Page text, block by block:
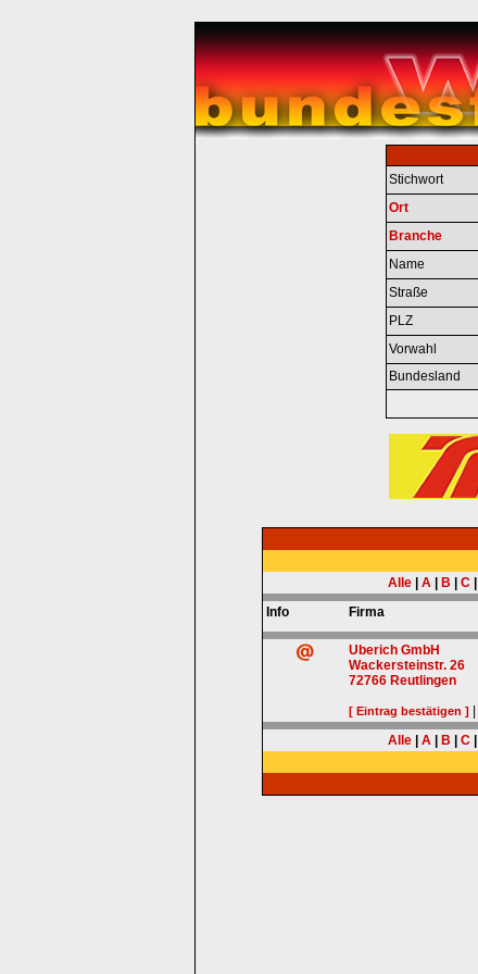
Stichwort
Ort
Branche
Name
Straße
PLZ
Vorwahl
Bundesland
Alle| A| B C|
Info
Firma
Uberich GmbH
Wackersteinstr. 26
72766 Reutlingen
[ Eintrag bestätigen ]
Alle| A| B C|